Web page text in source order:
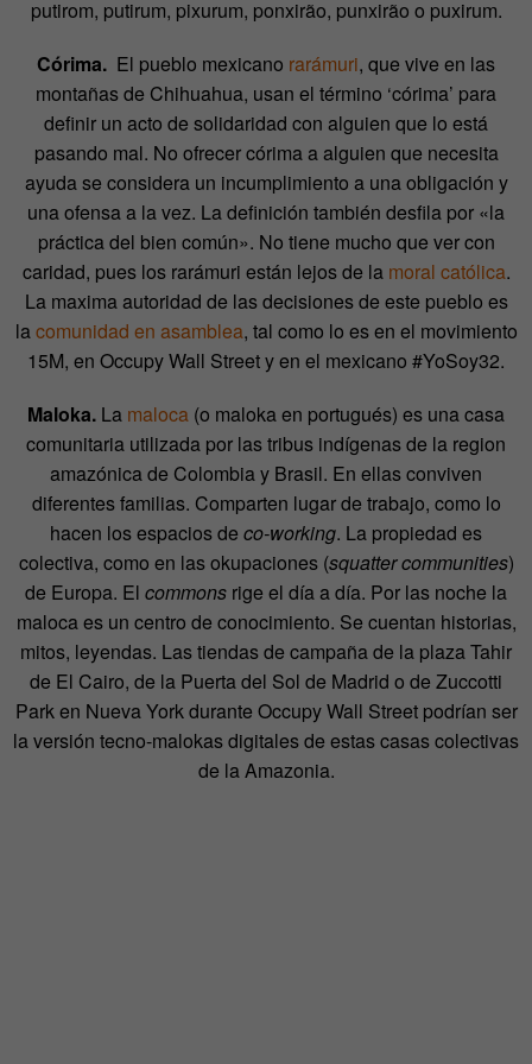
putirom, putirum, pixurum, ponxirão, punxirão o puxirum.
Córima. El pueblo mexicano rarámuri, que vive en las
montañas de Chihuahua, usan el término ‘córima’ para
definir un acto de solidaridad con alguien que lo está
pasando mal. No ofrecer córima a alguien que necesita
ayuda se considera un incumplimiento a una obligación y
una ofensa a la vez. La definición también desfila por «la
práctica del bien común». No tiene mucho que ver con
caridad, pues los rarámuri están lejos de la moral católica.
La maxima autoridad de las decisiones de este pueblo es
lacomunidad en asamblea, tal como lo es en el movimiento
15M, en Occupy Wall Street y en el mexicano #YoSoy32.
Maloka. La maloca (o maloka en portugués) es una casa
comunitaria utilizada por las tribus indígenas de la region
amazónica de Colombia y Brasil. En ellas conviven
diferentes familias. Comparten lugar de trabajo, como lo
hacen los espacios de co-working. La propiedad es
colectiva, como en las okupaciones (squatter communities)
de Europa. El commons rige el día a día. Por las noche la
maloca es un centro de conocimiento. Se cuentan historias,
mitos, leyendas. Las tiendas de campaña de la plaza Tahir
de El Cairo, de la Puerta del Sol de Madrid o de Zuccotti
Park en Nueva York durante Occupy Wall Street podrían ser
la versión tecno-malokas digitales de estas casas colectivas
de la Amazonia.